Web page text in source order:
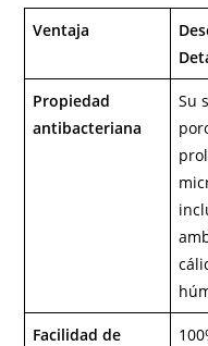
Ventaja
Propiedad
antibacteriana
Su
Facilidad de